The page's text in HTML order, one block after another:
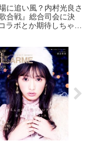
に追い風？内村光良さ
合戦』総合司会に決
ラボとか期待しちゃう